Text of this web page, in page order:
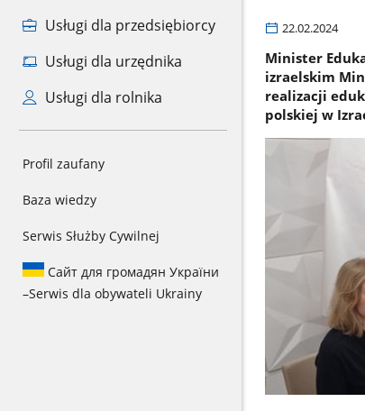
Usługi dla przedsiębiorcy
Usługi dla urzędnika
Usługi dla rolnika
Profil zaufany
Baza wiedzy
Serwis Służby Cywilnej
Сайт для громадян України
–Serwis dla obywateli Ukrainy
22.02.2024
Minister
izraelskim
realizacji
polskiej w